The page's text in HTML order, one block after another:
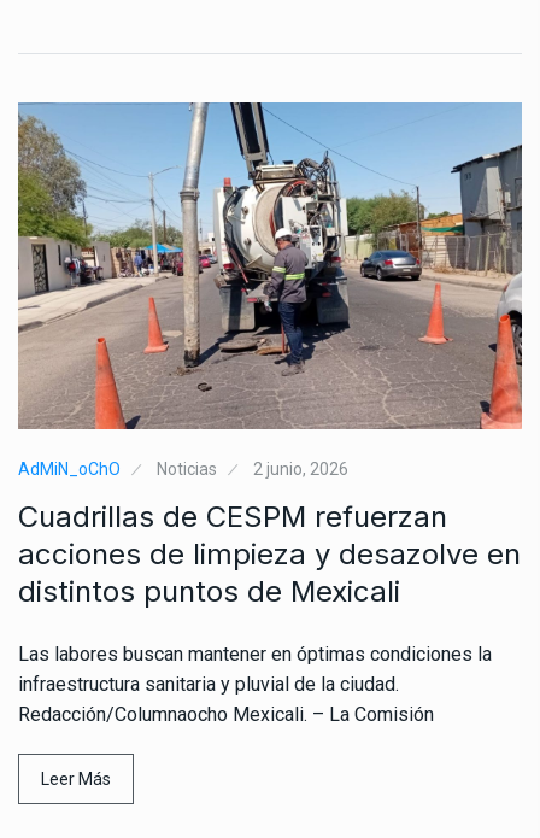
AdMiN_oChO Noticias 2 junio, 2026
Cuadrillas de CESPM refuerzan
acciones de limpieza y desazolve en
distintos puntos de Mexicali
Las labores buscan mantener en óptimas condiciones la
infraestructura sanitaria y pluvial de la ciudad.
Redacción/Columnaocho Mexicali. – La Comisión
Leer Más